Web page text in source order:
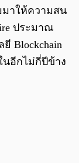
มาให้ความสน
ประมาณ
Blockchain
นอีกไม่กี่ปีข้าง